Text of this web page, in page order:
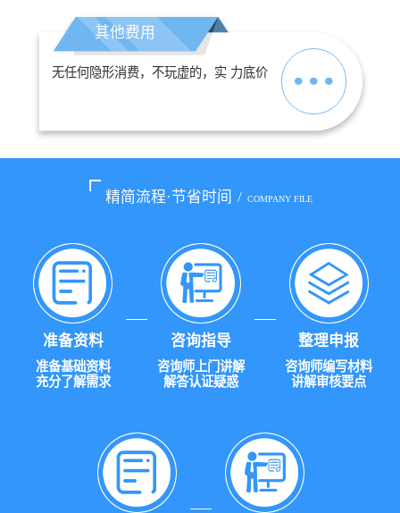
其他费用
无任何隐形消费，不玩虚的，实 力底价
精简流程·节省时间 / COMPANY FILE
准备资料
准备基础资料
充分了解需求
咨询指导
咨询师上门讲解
解答认证疑惑
整理申报
咨询师编写材料
讲解审核要点